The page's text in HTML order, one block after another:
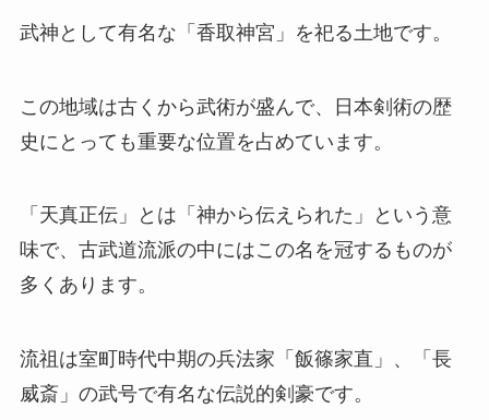
武神として有名な「香取神宮」を祀る土地です。
この地域は古くから武術が盛んで、日本剣術の歴
史にとっても重要な位置を占めています。
「天真正伝」とは「神から伝えられた」という意
味で、古武道流派の中にはこの名を冠するものが
多くあります。
流祖は室町時代中期の兵法家「飯篠家直」、「長
威斎」の武号で有名な伝説的剣豪です。